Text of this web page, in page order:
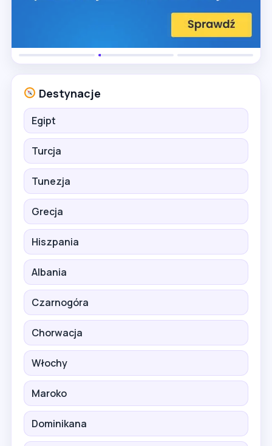
Destynacje
Egipt
Turcja
Tunezja
Grecja
Hiszpania
Albania
Czarnogóra
Chorwacja
Włochy
Maroko
Dominikana